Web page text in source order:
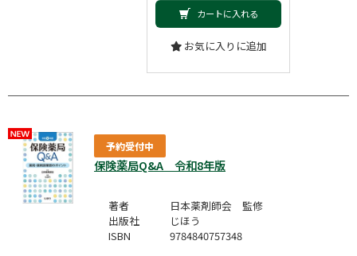
カートに入れる
お気に入りに追加
予約受付中
保険薬局Q&A 令和8年版
著者
日本薬剤師会 監修
出版社
じほう
ISBN
9784840757348